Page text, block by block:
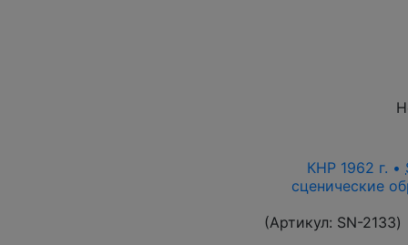
КНР 1962 г. •
сценические
(Артикул: SN-2133)